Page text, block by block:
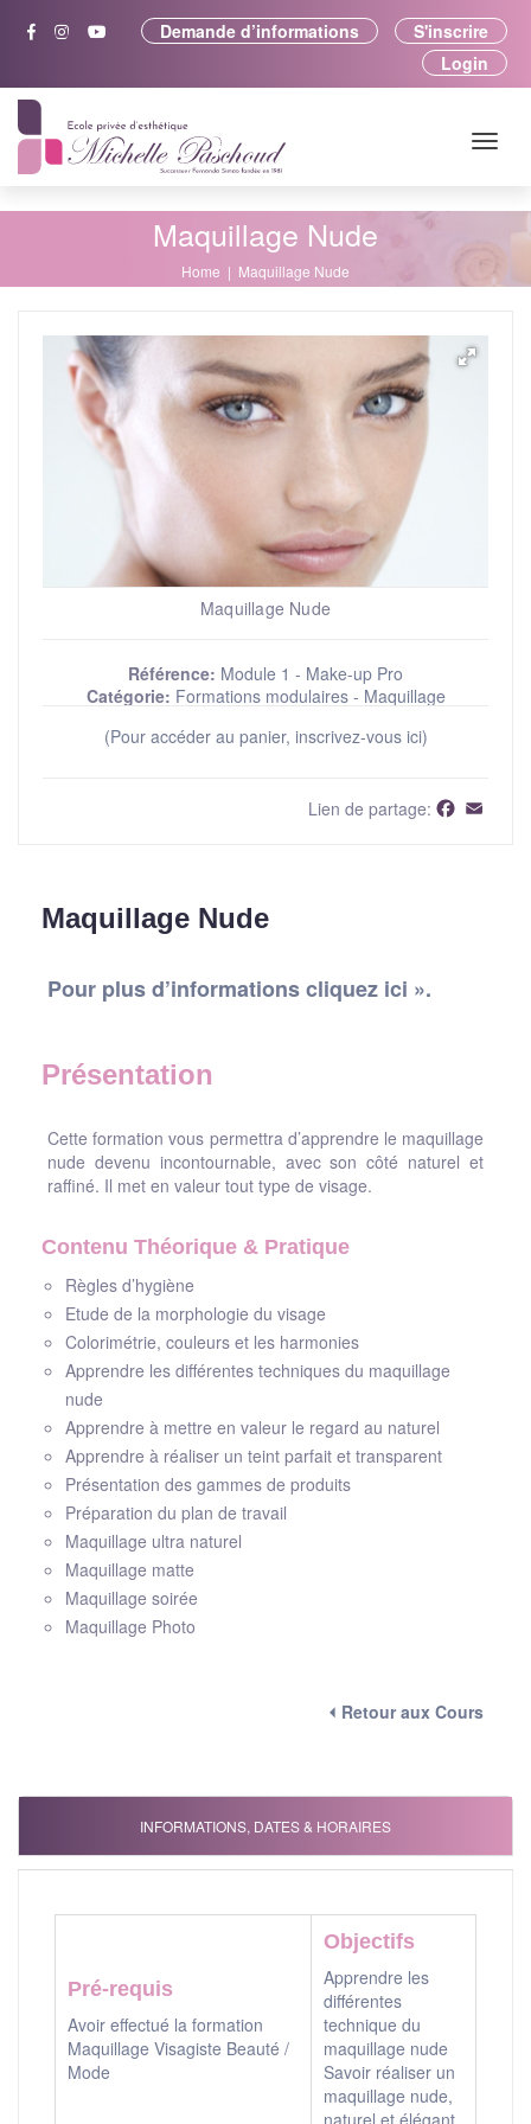
Demande d’informations
S'inscrire
Login
Maquillage Nude
Home Maquillage Nude
Maquillage Nude
Référence: Module 1 - Make-up Pro
Catégorie: Formations modulaires - Maquillage
(Pour accéder au panier, inscrivez-vous ici)
Lien de partage: Facebook
Maquillage Nude
Pour plus d’informations cliquez ici ».
Présentation
Cette formation vous permettra d’apprendre le maquillage
nude devenu incontournable, avec son côté naturel et
raffiné. Il met en valeur tout type de visage.
Contenu Théorique & Pratique
Règles d’hygiène
Etude de la morphologie du visage
Colorimétrie, couleurs et les harmonies
Apprendre les différentes techniques du maquillage
nude
Apprendre à mettre en valeur le regard au naturel
Apprendre à réaliser un teint parfait et transparent
Présentation des gammes de produits
Préparation du plan de travail
Maquillage ultra naturel
Maquillage matte
Maquillage soirée
Maquillage Photo
⏴ Retour aux Cours
INFORMATIONS, DATES & HORAIRES
Pré-requis
Avoir effectué la formation
Maquillage Visagiste Beauté /
Mode
Objectifs
Apprendre les
différentes
technique du
maquillage nude
Savoir réaliser un
maquillage nude,
naturel et élégant